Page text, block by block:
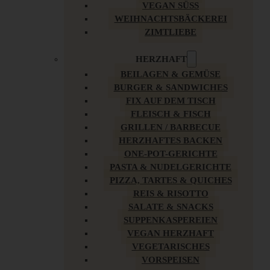
VEGAN SÜSS
WEIHNACHTSBÄCKEREI
ZIMTLIEBE
HERZHAFT
BEILAGEN & GEMÜSE
BURGER & SANDWICHES
FIX AUF DEM TISCH
FLEISCH & FISCH
GRILLEN / BARBECUE
HERZHAFTES BACKEN
ONE-POT-GERICHTE
PASTA & NUDELGERICHTE
PIZZA, TARTES & QUICHES
REIS & RISOTTO
SALATE & SNACKS
SUPPENKASPEREIEN
VEGAN HERZHAFT
VEGETARISCHES
VORSPEISEN